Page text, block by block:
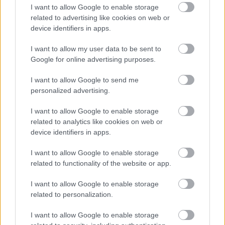
I want to allow Google to enable storage
related to advertising like cookies on web or
device identifiers in apps.
I want to allow my user data to be sent to
Google for online advertising purposes.
I want to allow Google to send me
personalized advertising.
I want to allow Google to enable storage
related to analytics like cookies on web or
device identifiers in apps.
I want to allow Google to enable storage
related to functionality of the website or app.
I want to allow Google to enable storage
related to personalization.
I want to allow Google to enable storage
ασθενείς
Ψεύτικες ενημερώσεις Adobe και
λογισμικό απομακρυσμένης
πρόσβασης